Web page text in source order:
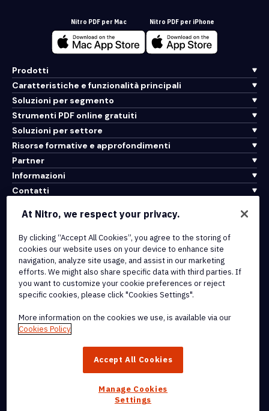
Nitro PDF per Mac Nitro PDF per iPhone
Prodotti
Caratteristiche e funzionalità principali
Soluzioni per segmento
Strumenti PDF online gratuiti
Soluzioni per settore
Risorse formative e approfondimenti
Partner
Informazioni
Contatti
Integrazioni e connettività API
Termini di servizio
Politica sui cookie
Politica sul copyright
Tutti i termini e le politiche
© 2026 Nitro Software, Inc. Tutti i diritti riservati.
Sign e Nitro Analytics sono marchi e/o marchi registrati di Nitro
At Nitro, we respect your privacy.
By clicking “Accept All Cookies”, you agree to the storing of
cookies our website uses on your device to enhance site
navigation, analyze site usage, and assist in our marketing
efforts. We might also share specific data with third parties. If
you want to customize your cookie preferences or reject
specific cookies, please click "Cookies Settings".
More information on the cookies we use, is available via our
Cookies Policy
Accept All Cookies
Manage Cookies
Settings